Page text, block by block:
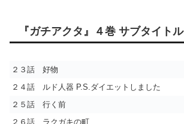
『ガチアクタ』４巻 サブタイトル
２３話 好物
２４話 ルド人器 P.S.ダイエットしました
２５話 行く前
２６話 ラクガキの町